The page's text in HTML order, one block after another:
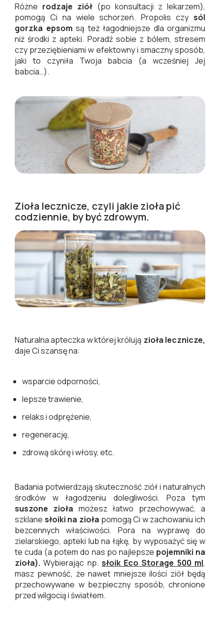
Różne rodzaje ziół (po konsultacji z lekarzem),
pomogą Ci na wiele schorzeń. Propolis czy sól
gorzka epsom są też łagodniejsze dla organizmu
niż środki z apteki. Poradź sobie z bólem, stresem
czy przeziębieniami w efektowny i smaczny sposób,
jaki to czyniła Twoja babcia (a wcześniej Jej
babcia…).
Zioła lecznicze, czyli jakie zioła pić
codziennie, by być zdrowym.
Naturalna apteczka w której królują zioła lecznicze,
daje Ci szansę na:
wsparcie odporności,
lepsze trawienie,
relaks i odprężenie,
regenerację,
zdrową skórę i włosy, etc.
Badania potwierdzają skuteczność ziół i naturalnych
środków w łagodzeniu dolegliwości. Poza tym
suszone zioła możesz łatwo przechowywać, a
szklane słoiki na zioła pomogą Ci w zachowaniu ich
bezcennych właściwości. Pora na wyprawę do
zielarskiego, apteki lub na łąkę, by wyposażyć się w
te cuda (a potem do nas po najlepsze pojemniki na
zioła).Wybierając np. słoik Eco Storage 500 ml,
masz pewność, że nawet mniejsze ilości ziół będą
przechowywane w bezpieczny sposób, chronione
przed wilgocią i światłem.